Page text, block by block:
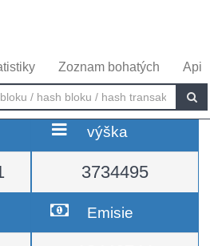
Zoznam bohatých Api
výška
3734495
Emisie